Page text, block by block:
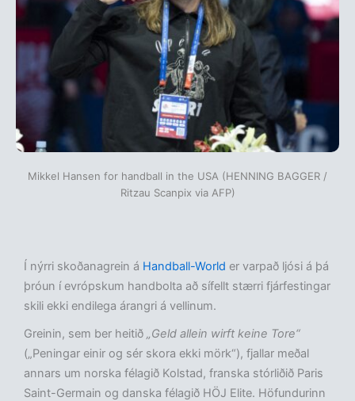
Mikkel Hansen for handball in the USA (HENNING BAGGER /
Ritzau Scanpix via AFP)
Í nýrri skoðanagrein á Handball-World er varpað ljósi á þá
þróun í evrópskum handbolta að sífellt stærri fjárfestingar
skili ekki endilega árangri á vellinum.
Greinin, sem ber heitið „Geld allein wirft keine Tore“
(„Peningar einir og sér skora ekki mörk“), fjallar meðal
annars um norska félagið Kolstad, franska stórliðið Paris
Saint-Germain og danska félagið HÖJ Elite. Höfundurinn